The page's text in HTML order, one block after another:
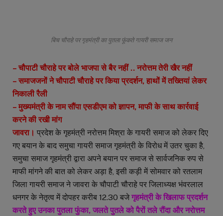
बिच चौराहे पर गृहमंत्री का पुतला फूंकते गायरी समाज जन
– चौपाटी चौराहे पर बोले भाजपा से बैर नहीं .. नरोत्तम तेरी खैर नहीं
– समाजजनों ने चौपाटी चौराहे पर किया प्रदर्शन, हाथों में तख्तियां लेकर
निकाली रैली
– मुख्यमंत्री के नाम सौंपा एसडीएम को ज्ञापन, माफी के साथ कार्रवाई
करने की रखी मांग
जावरा। प्रदेश के गृहमंत्री नरोत्तम मिश्रा के गायरी समाज को लेकर दिए
गए बयान के बाद समुचा गायरी समाज गृहमंत्री के विरोध में उतर चुका है,
समुचा समाज गृहमंत्री द्वारा अपने बयान पर समाज से सार्वजनिक रुप से
माफी मांगने की बात को लेकर अड़ा है, इसी कड़ी में सोमवार को रतलाम
जिला गायरी समाज ने जावरा के चौपाटी चौराहे पर जिलाध्यक्ष भंवरलाल
धनगर के नेतृत्व में दोपहर करीब 12.30 बजेगृहमंत्री के खिलाफ प्रदर्शन
करते हुए उनका पुतला फुंका, जलते पुतले को पैरों तले रौंदा और नरोत्तम